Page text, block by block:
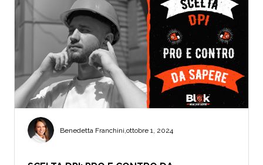
Benedetta Franchini ottobre 1, 2024